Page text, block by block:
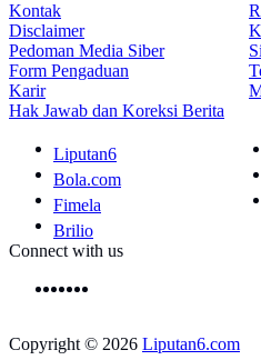
Kontak
Disclaimer
Pedoman Media Siber
Form Pengaduan
Karir
Hak Jawab dan Koreksi Berita
Liputan6
Bola.com
Fimela
Brilio
Connect with us
Copyright © 2026 Liputan6.com